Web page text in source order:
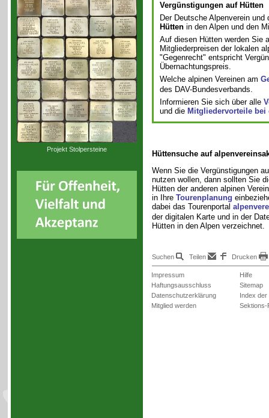
Projekt Stolpersteine
Vergünstigungen auf Hütten
Der Deutsche Alpenverein
Hüttenin den Alpen und den
Auf diesen Hütten werden Sie
Mitgliederpreisen der lokalen
"Gegenrecht" entspricht
Übernachtungspreis.
Welche alpinen Vereinen am
des DAV-Bundesverbands.
Informieren Sie sich über alle
und die Mitgliedervorteile bei
Hüttensuche auf
Wenn Sie die Vergünstigungen
nutzen wollen, dann sollten Sie
Hütten der anderen alpinen
in Ihre Tourenplanung
dabei das Tourenportal
der digitalen Karte und in der
Hütten in den Alpen verzeichnet.
Suchen Teilen Drucken
Impressum
Haftungsausschluss
Datenschutzerklärung
Mitglied werden
Hilfe
Sitemap
Index der
Sektions-